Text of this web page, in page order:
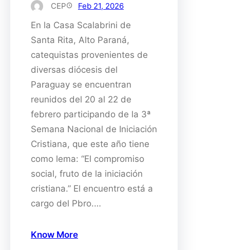
CEP Feb 21, 2026
En la Casa Scalabrini de
Santa Rita, Alto Paraná,
catequistas provenientes de
diversas diócesis del
Paraguay se encuentran
reunidos del 20 al 22 de
febrero participando de la 3ª
Semana Nacional de Iniciación
Cristiana, que este año tiene
como lema: “El compromiso
social, fruto de la iniciación
cristiana.” El encuentro está a
cargo del Pbro.…
Know More